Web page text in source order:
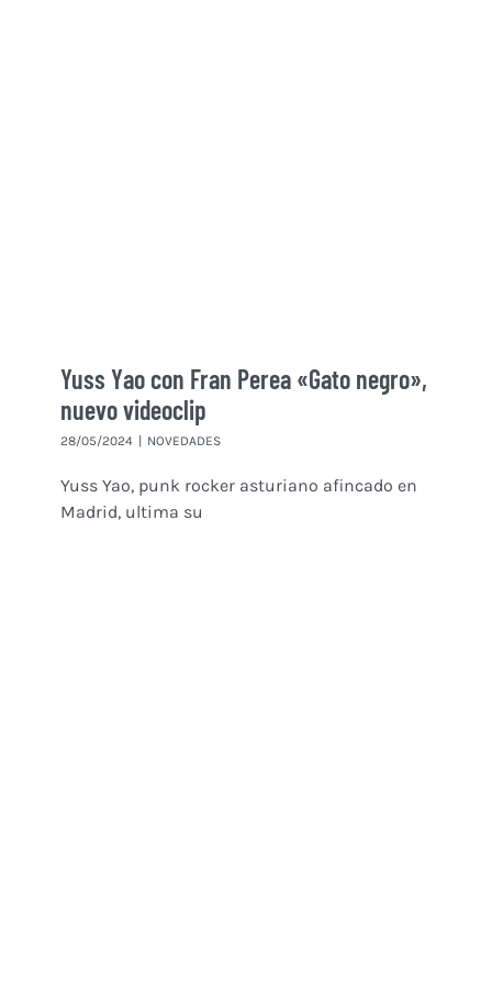
Yuss Yao con Fran Perea «Gato negro»,
nuevo videoclip
28/05/2024 | NOVEDADES
Yuss Yao, punk rocker asturiano afincado en
Madrid, ultima su